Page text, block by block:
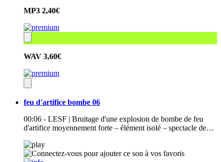
MP3 2,40€
WAV 3,60€
feu d'artifice bombe 06
00:06 - LESF | Bruitage d'une explosion de bombe de feu
d'artifice moyennement forte – élément isolé – spectacle de…